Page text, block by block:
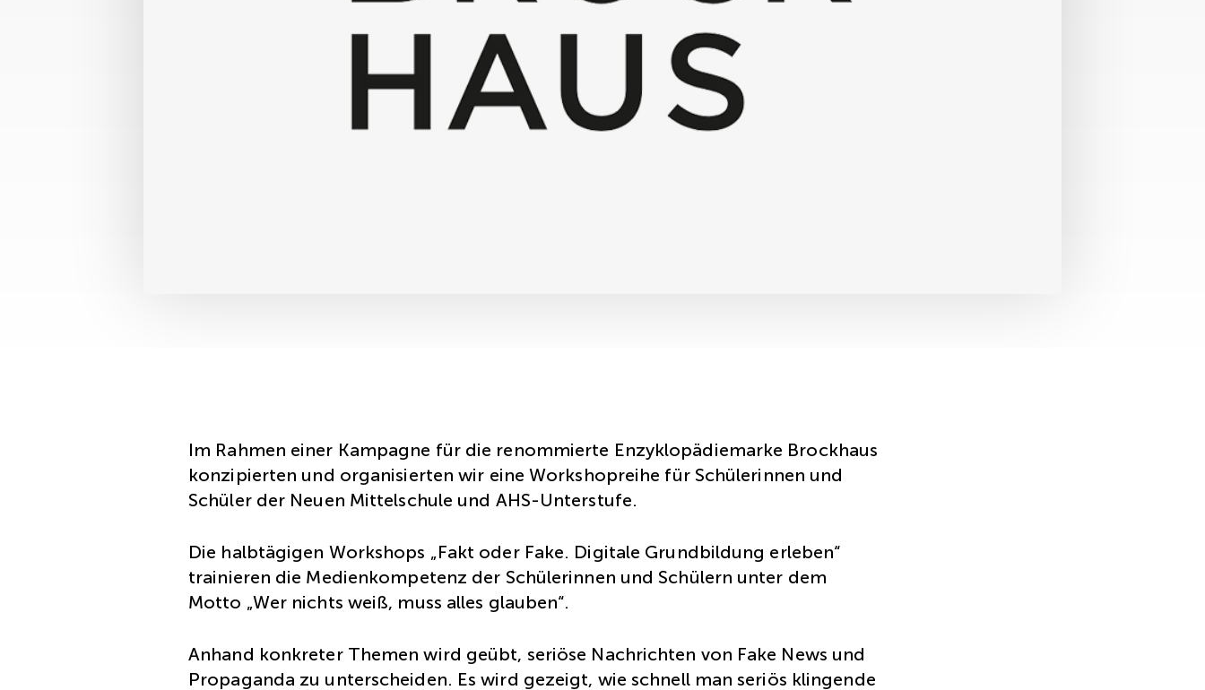
Im Rahmen einer Kampagne für die renommierte Enzyklopädiemarke Brockhaus
konzipierten und organisierten wir eine Workshopreihe für Schülerinnen und
Schüler der Neuen Mittelschule und AHS-Unterstufe.
Die halbtägigen Workshops „Fakt oder Fake. Digitale Grundbildung erleben“
trainieren die Medienkompetenz der Schülerinnen und Schülern unter dem
Motto „Wer nichts weiß, muss alles glauben“.
Anhand konkreter Themen wird geübt, seriöse Nachrichten von Fake News und
Propaganda zu unterscheiden. Es wird gezeigt, wie schnell man seriös klingende